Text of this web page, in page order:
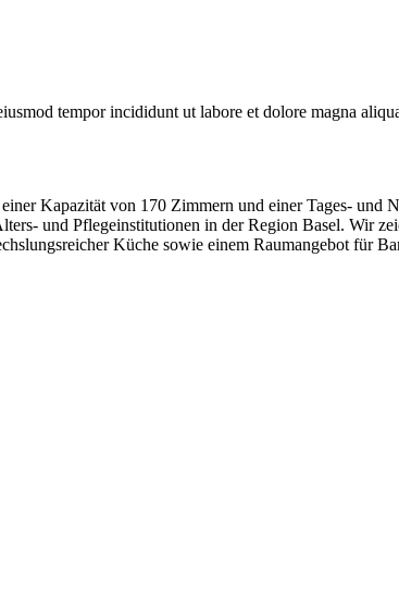
tempor incididunt ut labore et dolore magna
Kapazität von 170 Zimmern und einer Tages-
und Pflegeinstitutionen in der Region Basel. Wir
Küche sowie einem Raumangebot für